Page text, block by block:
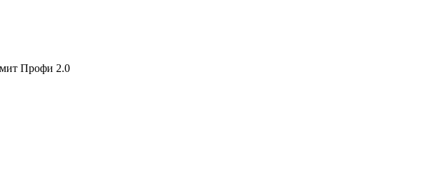
Профи 2.0